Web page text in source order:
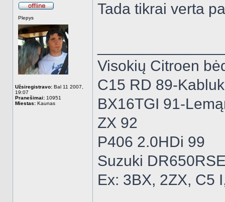
Plepys
Užsiregistravo: Bal 11 2007,
19:07
Pranešimai: 10951
Miestas: Kaunas
Tada tikrai verta
Visokių Citroen
C15 RD 89-
BX16TGI 91-
ZX 92
P406 2.0HDi 99
Suzuki
Ex: 3BX, 2ZX, C5